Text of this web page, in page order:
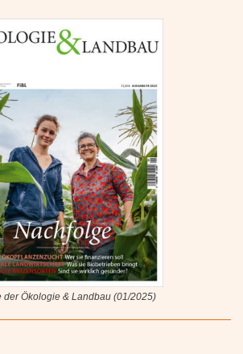
der Ökologie & Landbau (01/2025)